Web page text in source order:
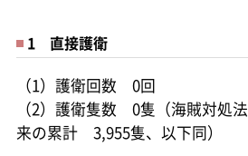
1 直接護衛
（1）護衛回数 0回
（2）護衛隻数 0隻（海賊対処
来の累計 3,955隻、以下同）